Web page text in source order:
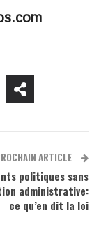
ARTICLE
politiques sans
administrative:
ce qu’en dit la loi